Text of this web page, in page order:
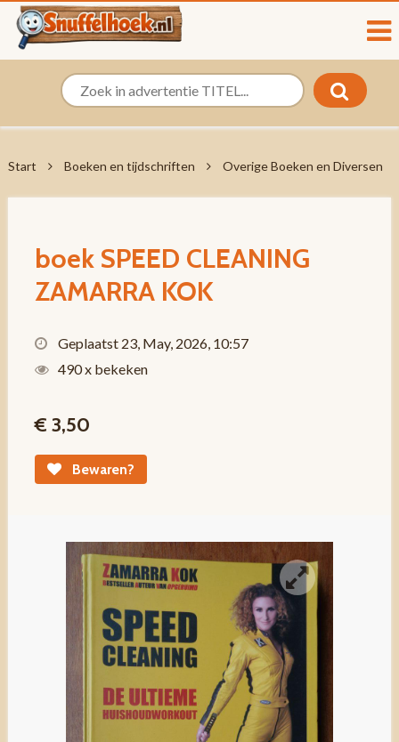
Start Boeken en tijdschriften Overige Boeken en Diversen
boek SPEED CLEANING
ZAMARRA KOK
Geplaatst 23, May, 2026, 10:57
490 x bekeken
€ 3,50
Bewaren?